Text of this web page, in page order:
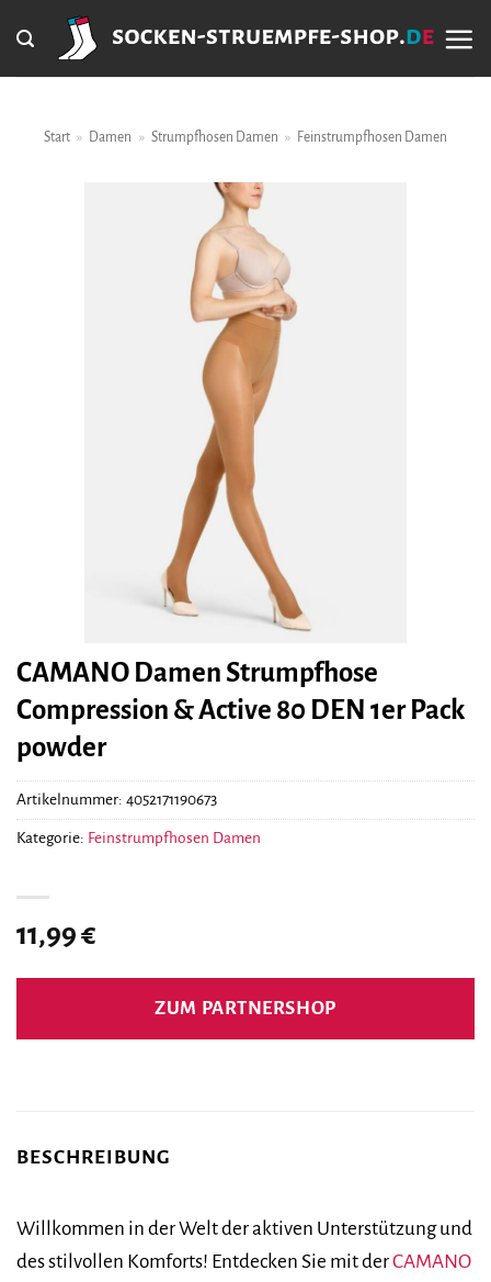
Inhalt
springen
Start » Damen » Strumpfhosen Damen » Feinstrumpfhosen Damen
CAMANO Damen Strumpfhose
Compression & Active 80 DEN 1er Pack
powder
11,99€
ZUM PARTNERSHOP
Artikelnummer: 4052171190673
Kategorie: Feinstrumpfhosen Damen
BESCHREIBUNG
Willkommen in der Welt der aktiven Unterstützung und
des stilvollen Komforts! Entdecken Sie mit derCAMANO